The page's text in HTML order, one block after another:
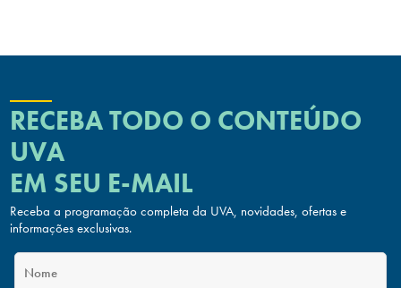
RECEBA TODO O CONTEÚDO
UVA
EM SEU E-MAIL
Receba a programação completa da UVA, novidades, ofertas e
informações exclusivas.